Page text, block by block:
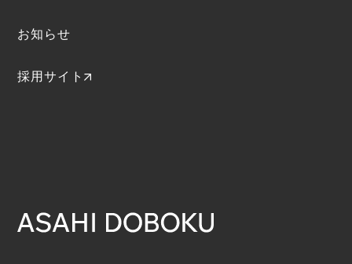
お知らせ
採用サイト